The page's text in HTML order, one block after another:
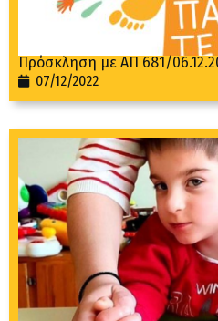
Πρόσκληση με ΑΠ 681/
07/12/2022